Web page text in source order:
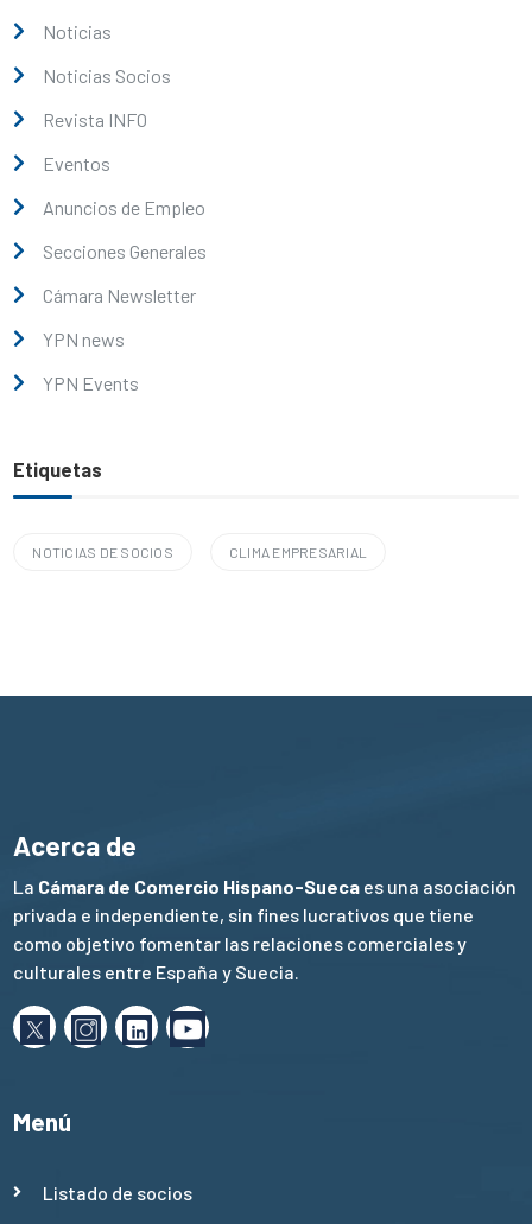
Noticias
Noticias Socios
Revista INFO
Eventos
Anuncios de Empleo
Secciones Generales
Cámara Newsletter
YPN news
YPN Events
Etiquetas
NOTICIAS DE SOCIOS CLIMA EMPRESARIAL
Acerca de
La Cámara de Comercio Hispano-Sueca es una asociación
privada e independiente, sin fines lucrativos que tiene
como objetivo fomentar las relaciones comerciales y
culturales entre España y Suecia.
Menú
Listado de socios